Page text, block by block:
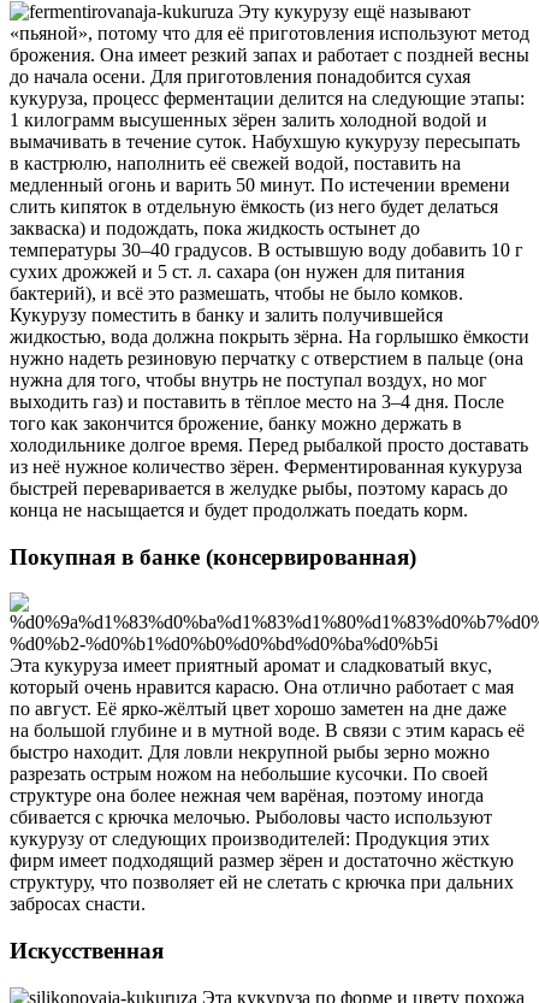
Эту кукурузу ещё называют
«пьяной», потому что для её приготовления используют метод
брожения. Она имеет резкий запах и работает с поздней весны
до начала осени. Для приготовления понадобится сухая
кукуруза, процесс ферментации делится на следующие этапы:
1 килограмм высушенных зёрен залить холодной водой и
вымачивать в течение суток. Набухшую кукурузу пересыпать
в кастрюлю, наполнить её свежей водой, поставить на
медленный огонь и варить 50 минут. По истечении времени
слить кипяток в отдельную ёмкость (из него будет делаться
закваска) и подождать, пока жидкость остынет до
температуры 30–40 градусов. В остывшую воду добавить 10 г
сухих дрожжей и 5 ст. л. сахара (он нужен для питания
бактерий), и всё это размешать, чтобы не было комков.
Кукурузу поместить в банку и залить получившейся
жидкостью, вода должна покрыть зёрна. На горлышко ёмкости
нужно надеть резиновую перчатку с отверстием в пальце (она
нужна для того, чтобы внутрь не поступал воздух, но мог
выходить газ) и поставить в тёплое место на 3–4 дня. После
того как закончится брожение, банку можно держать в
холодильнике долгое время. Перед рыбалкой просто доставать
из неё нужное количество зёрен. Ферментированная кукуруза
быстрей переваривается в желудке рыбы, поэтому карась до
конца не насыщается и будет продолжать поедать корм.
Покупная в банке (консервированная)
Эта кукуруза имеет приятный аромат и сладковатый вкус,
который очень нравится карасю. Она отлично работает с мая
по август. Её ярко-жёлтый цвет хорошо заметен на дне даже
на большой глубине и в мутной воде. В связи с этим карась её
быстро находит. Для ловли некрупной рыбы зерно можно
разрезать острым ножом на небольшие кусочки. По своей
структуре она более нежная чем варёная, поэтому иногда
сбивается с крючка мелочью. Рыболовы часто используют
кукурузу от следующих производителей: Продукция этих
фирм имеет подходящий размер зёрен и достаточно жёсткую
структуру, что позволяет ей не слетать с крючка при дальних
забросах снасти.
Искусственная
Эта кукуруза по форме и цвету похожа